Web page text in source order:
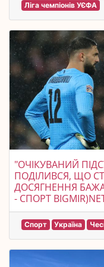
Ліга чемпіонів УЄФА
"ОЧІКУВАНИЙ
ПОДІЛИВСЯ, ЩО
ДОСЯГНЕННЯ
- СПОРТ
Спорт Україна